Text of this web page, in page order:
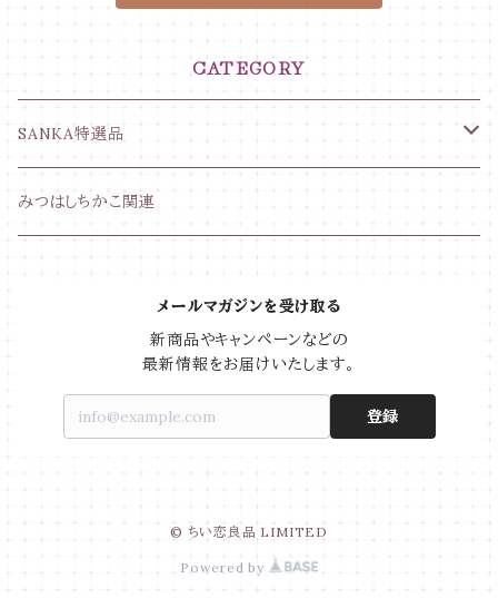
CATEGORY
SANKA特選品
電磁波対策グッズ
みつはしちかこ関連
メールマガジンを受け取る
新商品やキャンペーンなどの
最新情報をお届けいたします。
登録
© ちい恋良品 LIMITED
Powered by